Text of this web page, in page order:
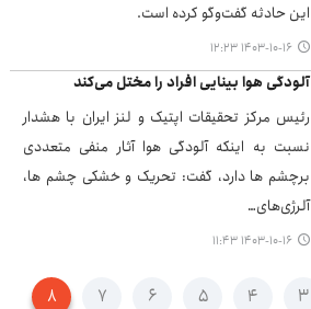
این حادثه گفت‌وگو کرده است.
۱۴۰۳-۱۰-۱۶ ۱۲:۲۳
آلودگی هوا بینایی افراد را مختل می‌کند
رئیس مرکز تحقیقات اپتیک و لنز ایران با هشدار
نسبت به اینکه آلودگی هوا آثار منفی متعددی
برچشم ها دارد، گفت: تحریک و خشکی چشم ها،
آلرژی‌های…
۱۴۰۳-۱۰-۱۶ ۱۱:۴۳
۳ ۴ ۵ ۶ ۷ ۸